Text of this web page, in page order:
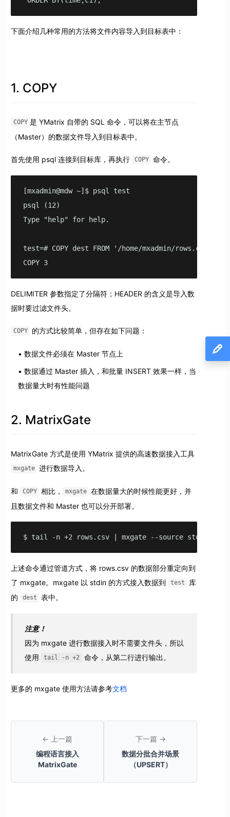
下面介绍几种常用的方法将文件内容导入到目标表中：
1. COPY
COPY 是 YMatrix 自带的 SQL 命令，可以将在主节点
（Master）的数据文件导入到目标表中。
首先使用 psql 连接到目标库，再执行 COPY 命令。
[mxadmin@mdw ~]$ psql test
psql (12)
Type "help" for help.
test=# COPY dest FROM '/home/mxadmin/rows.csv'
COPY 3
DELIMITER 参数指定了分隔符；HEADER 的含义是导入数
据时要过滤文件头。
COPY 的方式比较简单，但存在如下问题：
数据文件必须在 Master 节点上
数据通过 Master 插入，和批量 INSERT 效果一样，当
数据量大时有性能问题
2. MatrixGate
MatrixGate 方式是使用 YMatrix 提供的高速数据接入工具
mxgate 进行数据导入。
和 COPY 相比， mxgate 在数据量大的时候性能更好，并
且数据文件和 Master 也可以分开部署。
$ tail -n +2 rows.csv | mxgate --source stdin --
上述命令通过管道方式，将 rows.csv 的数据部分重定向到
了 mxgate。mxgate 以 stdin 的方式接入数据到
test
库
的
dest 表中。
注意！
因为 mxgate 进行数据接入时不需要文件头，所以
使用
tail -n +2 命令，从第二行进行输出。
更多的 mxgate 使用方法请参考文档
← 上一篇
编程语言接入
MatrixGate
下一篇 →
数据分批合并场景
（UPSERT）